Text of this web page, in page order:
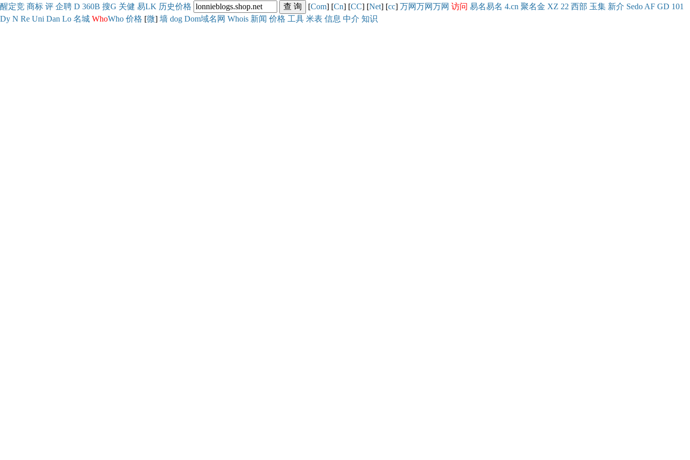
醒定竞 商标 评 企聘 D 360B 搜G 关健 易LK 历史价格 [Com] [Cn] [CC] [Net] [cc] 万网万网万网 访问 易名易名 4.cn 聚名金 XZ 22 西部 玉集 新介 Sedo AF GD 101
Dy N Re Uni Dan Lo 名城 WhoWho 价格 [微] 墙 dog Dom域名网 Whois 新闻 价格 工具 米表 信息 中介 知识